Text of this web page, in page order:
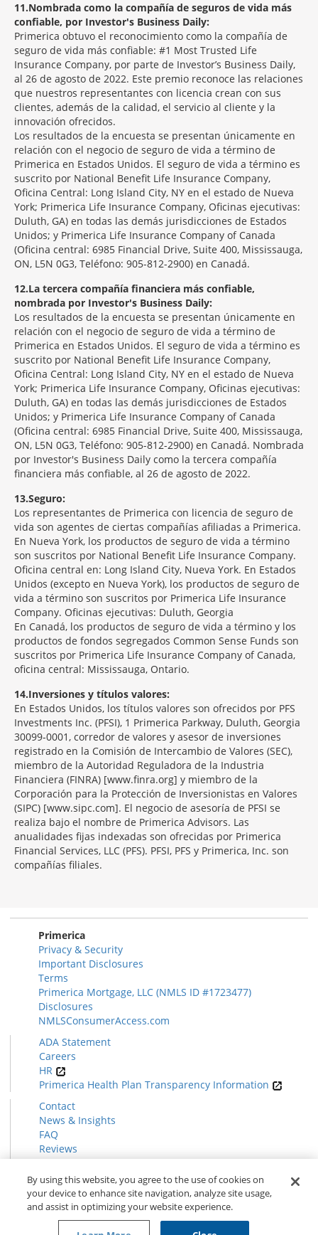
11 Nombrada como la compañía de seguros de vida más
confiable, por Investor's Business Daily:
Primerica obtuvo el reconocimiento como la compañía de
seguro de vida más confiable: #1 Most Trusted Life
Insurance Company, por parte de Investor’s Business Daily,
al 26 de agosto de 2022. Este premio reconoce las relaciones
que nuestros representantes con licencia crean con sus
clientes, además de la calidad, el servicio al cliente y la
innovación ofrecidos.
Los resultados de la encuesta se presentan únicamente en
relación con el negocio de seguro de vida a término de
Primerica en Estados Unidos. El seguro de vida a término es
suscrito por National Benefit Life Insurance Company,
Oficina Central: Long Island City, NY en el estado de Nueva
York; Primerica Life Insurance Company, Oficinas ejecutivas:
Duluth, GA) en todas las demás jurisdicciones de Estados
Unidos; y Primerica Life Insurance Company of Canada
(Oficina central: 6985 Financial Drive, Suite 400, Mississauga,
ON, L5N 0G3, Teléfono: 905-812-2900) en Canadá.
12 La tercera compañía financiera más confiable,
nombrada por Investor's Business Daily:
Los resultados de la encuesta se presentan únicamente en
relación con el negocio de seguro de vida a término de
Primerica en Estados Unidos. El seguro de vida a término es
suscrito por National Benefit Life Insurance Company,
Oficina Central: Long Island City, NY en el estado de Nueva
York; Primerica Life Insurance Company, Oficinas ejecutivas:
Duluth, GA) en todas las demás jurisdicciones de Estados
Unidos; y Primerica Life Insurance Company of Canada
(Oficina central: 6985 Financial Drive, Suite 400, Mississauga,
ON, L5N 0G3, Teléfono: 905-812-2900) en Canadá. Nombrada
por Investor's Business Daily como la tercera compañía
financiera más confiable, al 26 de agosto de 2022.
13 Seguro:
Los representantes de Primerica con licencia de seguro de
vida son agentes de ciertas compañías afiliadas a Primerica.
En Nueva York, los productos de seguro de vida a término
son suscritos por National Benefit Life Insurance Company.
Oficina central en: Long Island City, Nueva York. En Estados
Unidos (excepto en Nueva York), los productos de seguro de
vida a término son suscritos por Primerica Life Insurance
Company. Oficinas ejecutivas: Duluth, Georgia
En Canadá, los productos de seguro de vida a término y los
productos de fondos segregados Common Sense Funds son
suscritos por Primerica Life Insurance Company of Canada,
oficina central: Mississauga, Ontario.
14 Inversiones y títulos valores:
En Estados Unidos, los títulos valores son ofrecidos por PFS
Investments Inc. (PFSI), 1 Primerica Parkway, Duluth, Georgia
30099-0001, corredor de valores y asesor de inversiones
registrado en la Comisión de Intercambio de Valores (SEC),
miembro de la Autoridad Reguladora de la Industria
Financiera (FINRA) [www.finra.org] y miembro de la
Corporación para la Protección de Inversionistas en Valores
(SIPC) [www.sipc.com]. El negocio de asesoría de PFSI se
realiza bajo el nombre de Primerica Advisors. Las
anualidades fijas indexadas son ofrecidas por Primerica
Financial Services, LLC (PFS). PFSI, PFS y Primerica, Inc. son
compañías filiales.
Primerica
Privacy & Security
Important Disclosures
Terms
Primerica Mortgage, LLC (NMLS ID #1723477)
Disclosures
NMLSConsumerAccess.com
ADA Statement
Careers
HR
Primerica Health Plan Transparency Information
Contact
News & Insights
FAQ
Reviews
Find a Rep
Form CRS
© 2026 Primericawww.primerica.com
By using this website, you agree to the use of cookies on
your device to enhance site navigation, analyze site usage,
and assist in optimizing your website experience.